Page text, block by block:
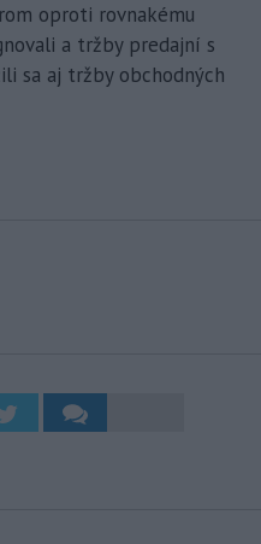
oproti rovnakému
a tržby predajní s
sa aj tržby obchodných